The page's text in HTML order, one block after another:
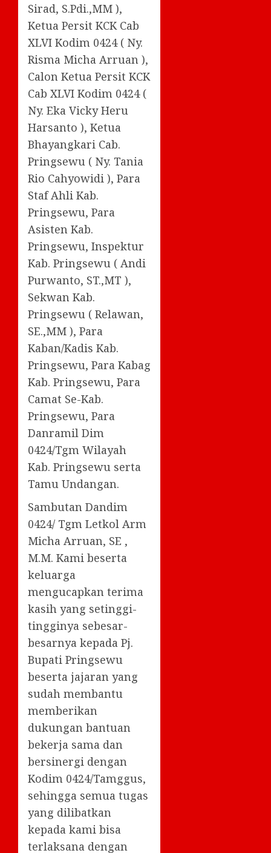
Sirad, S.Pdi.,MM ),
Ketua Persit KCK Cab
XLVI Kodim 0424 ( Ny.
Risma Micha Arruan ),
Calon Ketua Persit KCK
Cab XLVI Kodim 0424 (
Ny. Eka Vicky Heru
Harsanto ), Ketua
Bhayangkari Cab.
Pringsewu ( Ny. Tania
Rio Cahyowidi ), Para
Staf Ahli Kab.
Pringsewu, Para
Asisten Kab.
Pringsewu, Inspektur
Kab. Pringsewu ( Andi
Purwanto, ST.,MT ),
Sekwan Kab.
Pringsewu ( Relawan,
SE.,MM ), Para
Kaban/Kadis Kab.
Pringsewu, Para Kabag
Kab. Pringsewu, Para
Camat Se-Kab.
Pringsewu, Para
Danramil Dim
0424/Tgm Wilayah
Kab. Pringsewu serta
Tamu Undangan.
Sambutan Dandim
0424/ Tgm Letkol Arm
Micha Arruan, SE ,
M.M. Kami beserta
keluarga
mengucapkan terima
kasih yang setinggi-
tingginya sebesar-
besarnya kepada Pj.
Bupati Pringsewu
beserta jajaran yang
sudah membantu
memberikan
dukungan bantuan
bekerja sama dan
bersinergi dengan
Kodim 0424/Tamggus,
sehingga semua tugas
yang dilibatkan
kepada kami bisa
terlaksana dengan